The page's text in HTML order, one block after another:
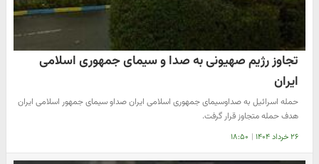
تجاوز رژیم صهیونی به صدا و سیمای جمهوری اسلامی
ایران
حمله اسرائیل به صداوسیمای جمهوری اسلامی ایران صداو سیمای جمهور اسلامی ایران
هدف حمله متجاوز قرار گرفت.
۲۶ خرداد ۱۴۰۴ | ۱۸:۵۰